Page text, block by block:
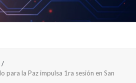
para la Paz impulsa 1ra sesión en San